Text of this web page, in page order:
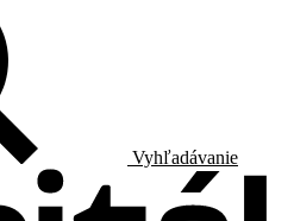
Vyhľadávanie